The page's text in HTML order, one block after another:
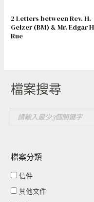
2 Letters between Rev. H.
Gelzer (BM) & Mr. Edgar H
Rue
檔案搜尋
檔案分類
信件
其他文件